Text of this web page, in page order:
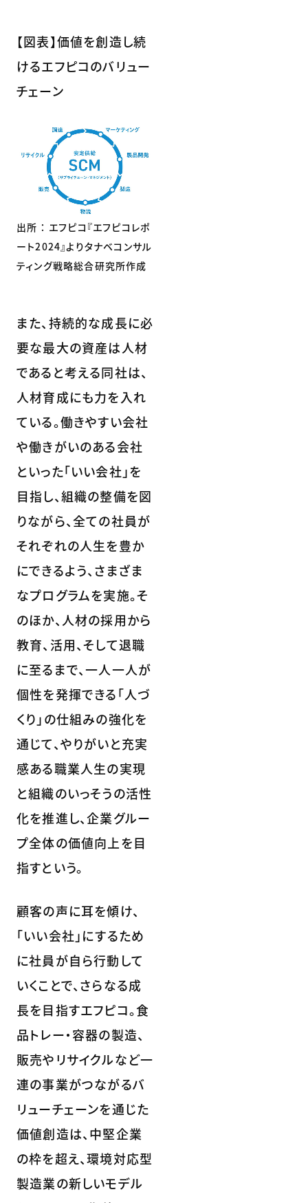
【図表】価値を創造し続
けるエフピコのバリュー
チェーン
出所 ： エフピコ『エフピコレポ
ート2024』よりタナベコンサル
ティング戦略総合研究所作成
また、持続的な成長に必
要な最大の資産は人材
であると考える同社は、
人材育成にも力を入れ
ている。働きやすい会社
や働きがいのある会社
といった「いい会社」を
目指し、組織の整備を図
りながら、全ての社員が
それぞれの人生を豊か
にできるよう、さまざま
なプログラムを実施。そ
のほか、人材の採用から
教育、活用、そして退職
に至るまで、一人一人が
個性を発揮できる「人づ
くり」の仕組みの強化を
通じて、やりがいと充実
感ある職業人生の実現
と組織のいっそうの活性
化を推進し、企業グルー
プ全体の価値向上を目
指すという。
顧客の声に耳を傾け、
「いい会社」にするため
に社員が自ら行動して
いくことで、さらなる成
長を目指すエフピコ。食
品トレー・容器の製造、
販売やリサイクルなど一
連の事業がつながるバ
リューチェーンを通じた
価値創造は、中堅企業
の枠を超え、環境対応型
製造業の新しいモデル